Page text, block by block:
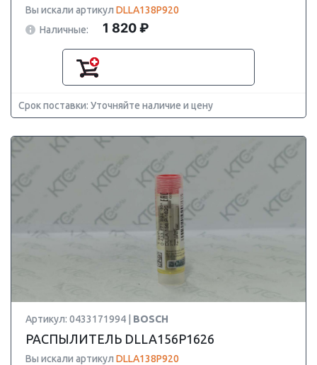
Вы искали артикул DLLA138P920
Наличные:
1 820 ₽
Срок поставки: Уточняйте наличие и цену
Артикул: 0433171994 | BOSCH
РАСПЫЛИТЕЛЬ DLLA156P1626
Вы искали артикул DLLA138P920